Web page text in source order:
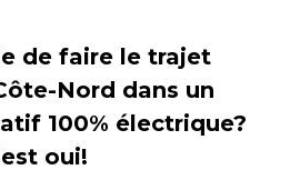
de faire le trajet
Nord dans un
100% électrique?
oui!